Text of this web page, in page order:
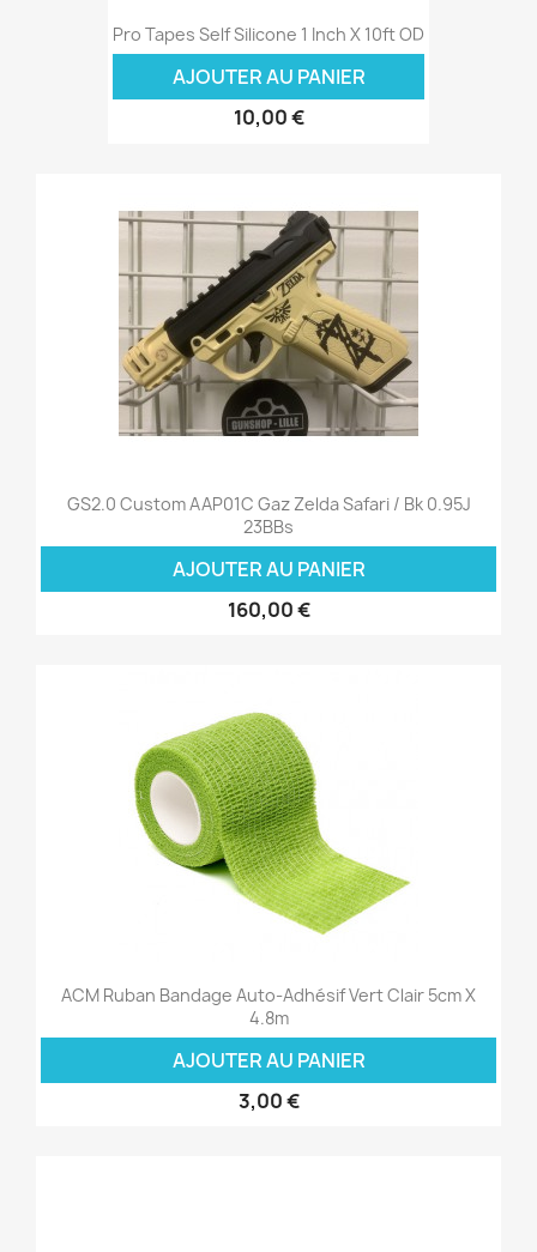
Pro Tapes Self Silicone 1 Inch X 10ft OD
AJOUTER AU PANIER
10,00 €
GS2.0 Custom AAP01C Gaz Zelda Safari / Bk 0.95J
23BBs
AJOUTER AU PANIER
160,00 €
ACM Ruban Bandage Auto-Adhésif Vert Clair 5cm X
4.8m
AJOUTER AU PANIER
3,00 €